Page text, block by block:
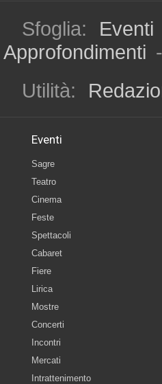
Sfoglia: Eventi
Approfondimenti -
Utilità:
Eventi
Sagre
Teatro
Cinema
Feste
Spettacoli
Cabaret
Fiere
Lirica
Mostre
Concerti
Incontri
Mercati
Intrattenimento